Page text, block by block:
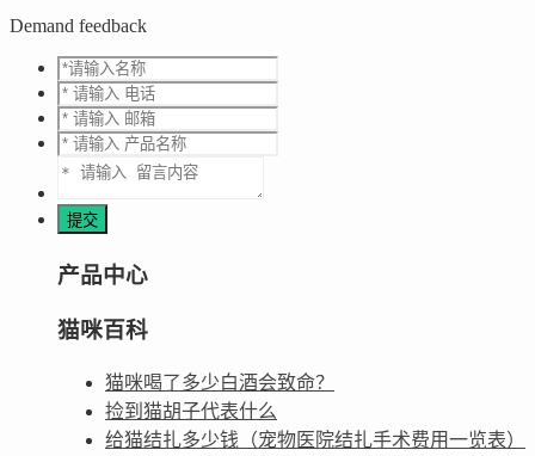
Demand feedback
产品中心
猫咪百科
猫咪喝了多少白酒会致命？
捡到猫胡子代表什么
给猫结扎多少钱（宠物医院结扎手术费用一览表）